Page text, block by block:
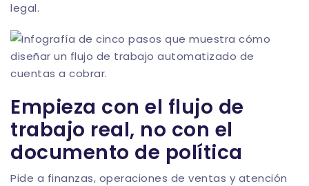
legal.
Empieza con el flujo de
trabajo real, no con el
documento de política
Pide a finanzas, operaciones de ventas y atención